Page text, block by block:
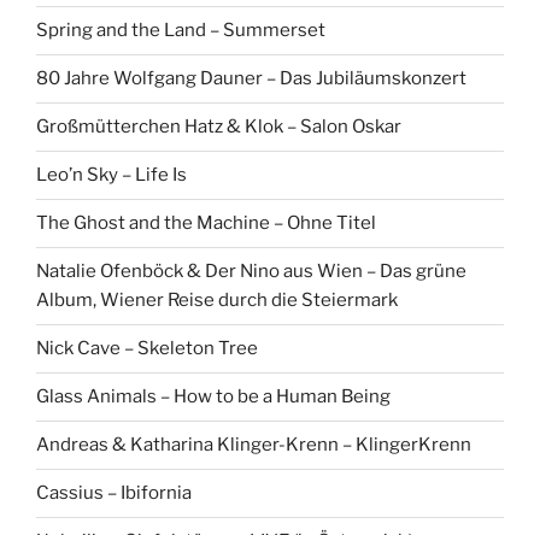
Spring and the Land – Summerset
80 Jahre Wolfgang Dauner – Das Jubiläumskonzert
Großmütterchen Hatz & Klok – Salon Oskar
Leo’n Sky – Life Is
The Ghost and the Machine – Ohne Titel
Natalie Ofenböck & Der Nino aus Wien – Das grüne
Album, Wiener Reise durch die Steiermark
Nick Cave – Skeleton Tree
Glass Animals – How to be a Human Being
Andreas & Katharina Klinger-Krenn – KlingerKrenn
Cassius – Ibifornia